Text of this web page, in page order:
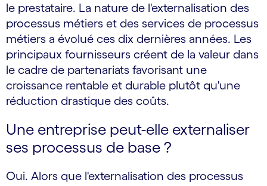
le prestataire. La nature de l'externalisation des
processus métiers et des services de processus
métiers a évolué ces dix dernières années. Les
principaux fournisseurs créent de la valeur dans
le cadre de partenariats favorisant une
croissance rentable et durable plutôt qu'une
réduction drastique des coûts.
Une entreprise peut-elle externaliser
ses processus de base ?
Oui. Alors que l'externalisation des processus